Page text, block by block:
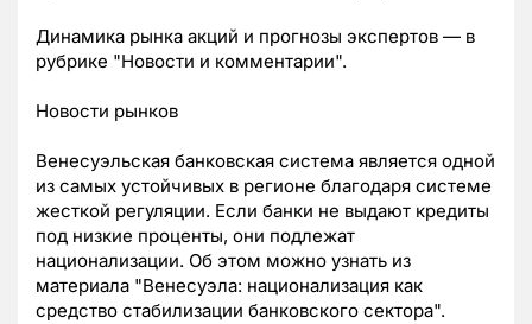
Динамика рынка акций и прогнозы экспертов — в
рубрике "Новости и комментарии".
Новости рынков
Венесуэльская банковская система является одной
из самых устойчивых в регионе благодаря системе
жесткой регуляции. Если банки не выдают кредиты
под низкие проценты, они подлежат
национализации. Об этом можно узнать из
материала "Венесуэла: национализация как
средство стабилизации банковского сектора".